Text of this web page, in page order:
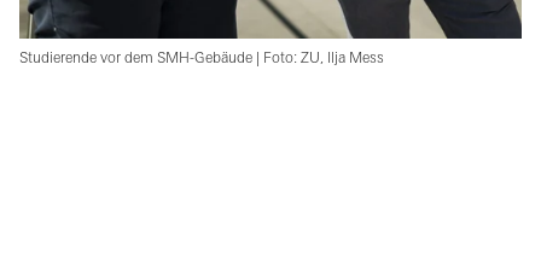
Studierende vor dem SMH-Gebäude | Foto: ZU, Ilja Mess